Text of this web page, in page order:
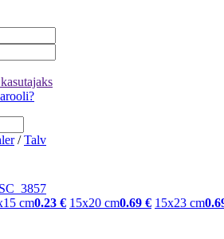
/ Talv
cm0.23 € 15x20 cm0.69 € 15x23 cm